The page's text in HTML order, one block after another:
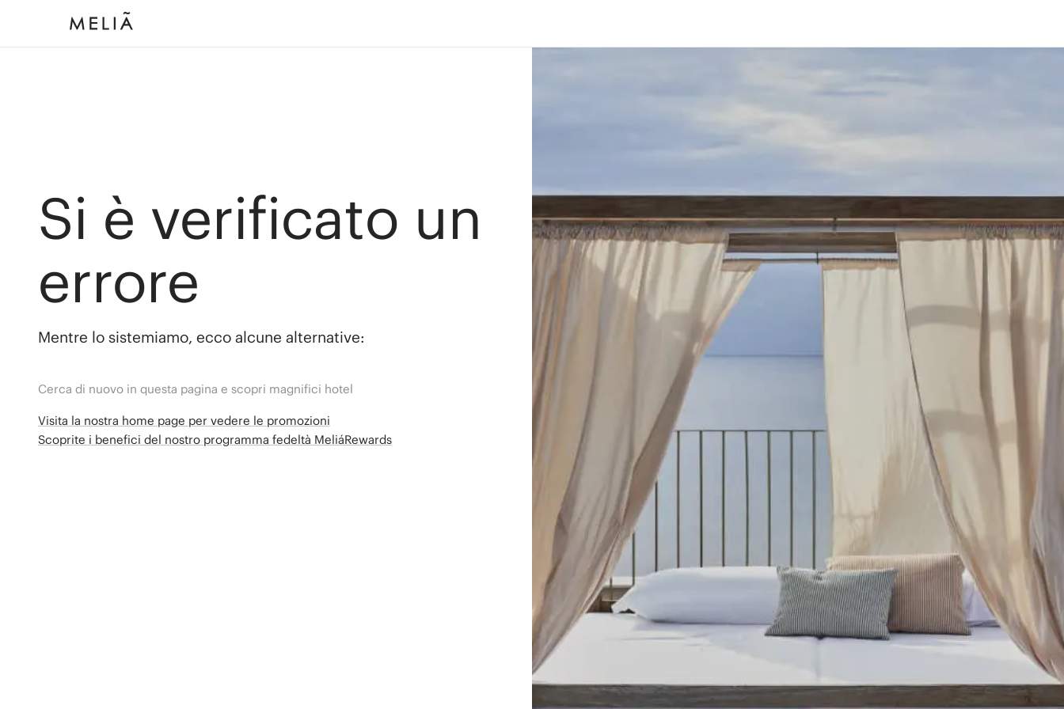
Si è verificato un
errore
Mentre lo sistemiamo, ecco alcune alternative:
Cerca di nuovo in questa pagina e scopri magnifici hotel
Visita la nostra home page per vedere le promozioni
Scoprite i benefici del nostro programma fedeltà MeliáRewards